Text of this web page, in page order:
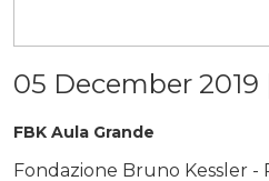
05 December 2019
FBK Aula Grande
Fondazione Bruno Kessler -